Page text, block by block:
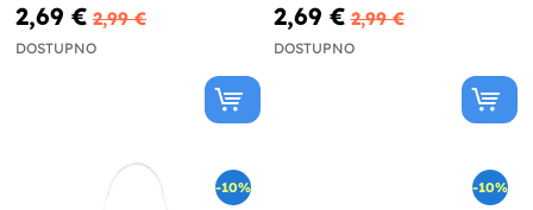
2,69 € 2,99 €
DOSTUPNO
2,69 € 2,99 €
DOSTUPNO
-10% -10%